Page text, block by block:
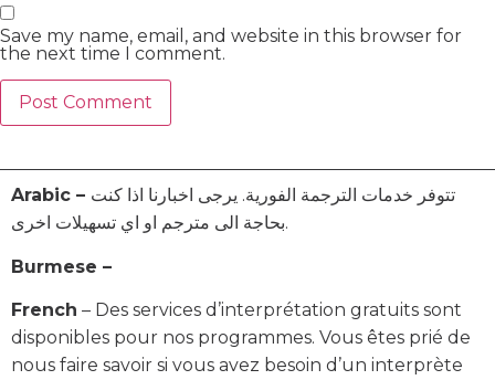
Save my name, email, and website in this browser for
the next time I comment.
Arabic – تتوفر خدمات الترجمة الفورية. يرجى اخبارنا اذا كنت
بحاجة الى مترجم او اي تسهيلات اخرى.
Burmese –
French – Des services d’interprétation gratuits sont
disponibles pour nos programmes. Vous êtes prié de
nous faire savoir si vous avez besoin d’un interprète